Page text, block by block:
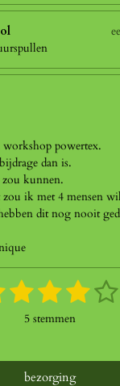
workshop powertex.
dan is.
zou kunnen.
ik met 4 mensen
dit nog nooit
2
e
3
s
e
4
s
e
5
e
5 stemmen
bezorging